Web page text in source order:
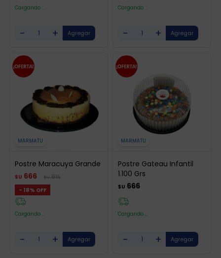
Cargando ...
- +
Cargando ...
- +
MARMATU
Postre Maracuya Grande
$U 666 $U 815
18
Cargando ...
- +
MARMATU
Postre Gateau Infantil
1.100 Grs
$U 666
Cargando ...
- +